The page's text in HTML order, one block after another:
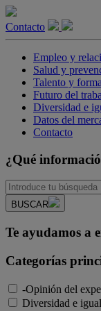
Contacto
Empleo y
Salud y
Talento y
Futuro del
Diversidad e
Datos del
Contacto
¿Qué
BUSCAR
Te ayudamos a
Categorías
-Opinión del
Diversidad e